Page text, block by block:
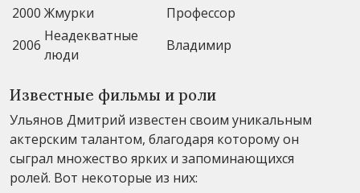
2000 Жмурки
Профессор
2006
Неадекватные
люди
Владимир
Известные фильмы и роли
Ульянов Дмитрий известен своим уникальным
актерским талантом, благодаря которому он
сыграл множество ярких и запоминающихся
ролей. Вот некоторые из них: